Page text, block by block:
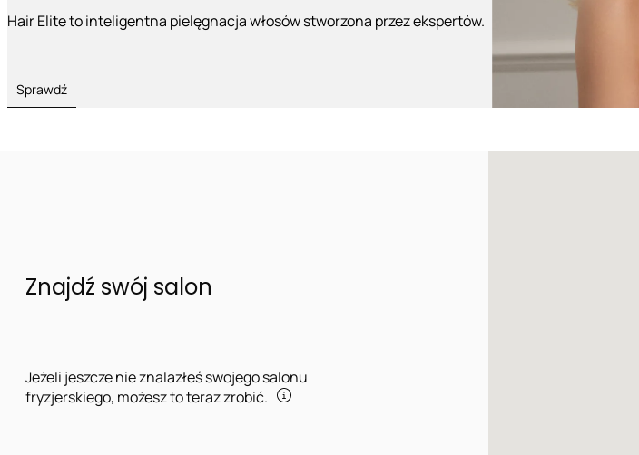
Hair Elite to inteligentna pielęgnacja włosów stworzona przez ekspertów.
Sprawdź
Znajdź swój salon
Jeżeli jeszcze nie znalazłeś swojego salonu
fryzjerskiego, możesz to teraz zrobić.